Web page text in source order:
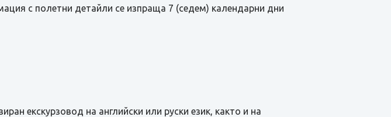
с полетни детайли се изпраща 7 (седем) календарни дни
екскурзовод на английски или руски език, както и на